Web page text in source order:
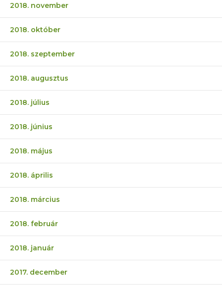
2018. november
2018. október
2018. szeptember
2018. augusztus
2018. július
2018. június
2018. május
2018. április
2018. március
2018. február
2018. január
2017. december